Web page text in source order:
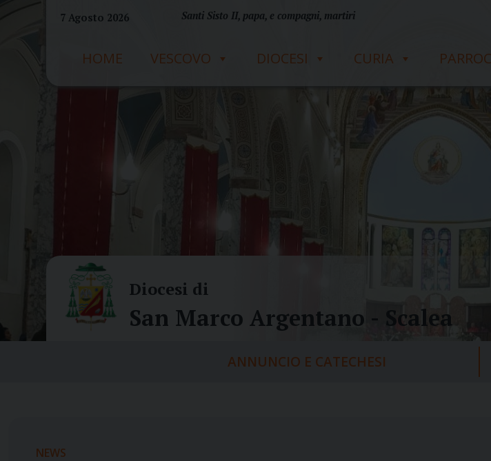
7 Agosto 2026 Santi Sisto II, papa, e compagni, martiri
HOME VESCOVO DIOCESI CURIA
Diocesi di
San Marco Argentano - Scalea
ANNUNCIO E CATECHESI
NEWS